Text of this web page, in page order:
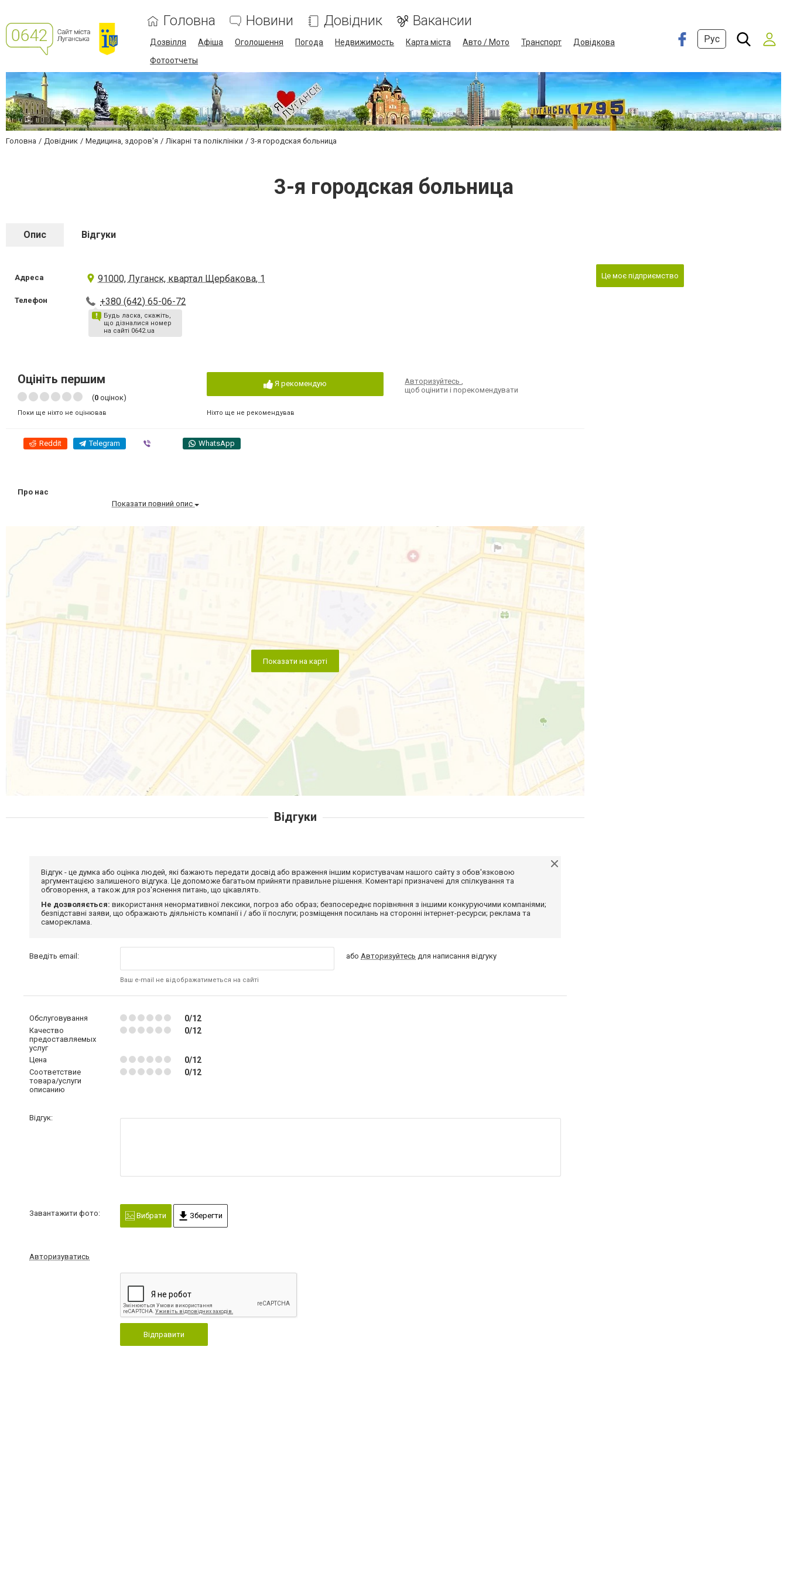
Головна Новини Довідник Вакансии
Дозвілля Афіша Оголошення Погода Недвижимость Карта міста Авто / Мото Транспорт
Довідкова
Фотоотчеты
Рус
Головна Довідник Медицина, здоров'я Лікарні та поліклініки 3-я городская больница
3-я городская больница
Опис Відгуки
Адреса 91000, Луганск, квартал Щербакова, 1
Телефон +380 (642) 65-06-72
Будь ласка, скажіть,
що дізналися номер
на сайті 0642.ua
Оцініть першим
(0 оцінок)
Поки ще ніхто не оцінював
Я рекомендую
Ніхто ще не рекомендував
Авторизуйтесь,
щоб оцінити і порекомендувати
Reddit Telegram WhatsApp
Про нас
Показати повний опис
Показати на карті
Це моє підприємство
Відгуки
Відгук - це думка або оцінка людей, які бажають передати досвід або враження іншим користувачам нашого сайту з обов'язковою
аргументацією залишеного відгука. Це допоможе багатьом прийняти правильне рішення. Коментарі призначені для спілкування та
обговорення, а також для роз'яснення питань, що цікавлять.
Не дозволяється: використання ненормативної лексики, погроз або образ; безпосереднє порівняння з іншими конкуруючими компаніями;
безпідставні заяви, що ображають діяльність компанії і / або її послуги; розміщення посилань на сторонні інтернет-ресурси; реклама та
самореклама.
Введіть email:
Ваш e-mail не відображатиметься на сайті
або Авторизуйтесь для написання відгуку
Обслуговування 0/12
Качество
предоставляемых
услуг
0/12
Цена 0/12
Соответствие
товара/услуги
описанию
0/12
Відгук:
Завантажити фото: Вибрати Зберегти
Авторизуватись
Відправити